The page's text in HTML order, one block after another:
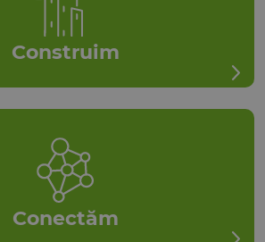
Construim
Conectăm